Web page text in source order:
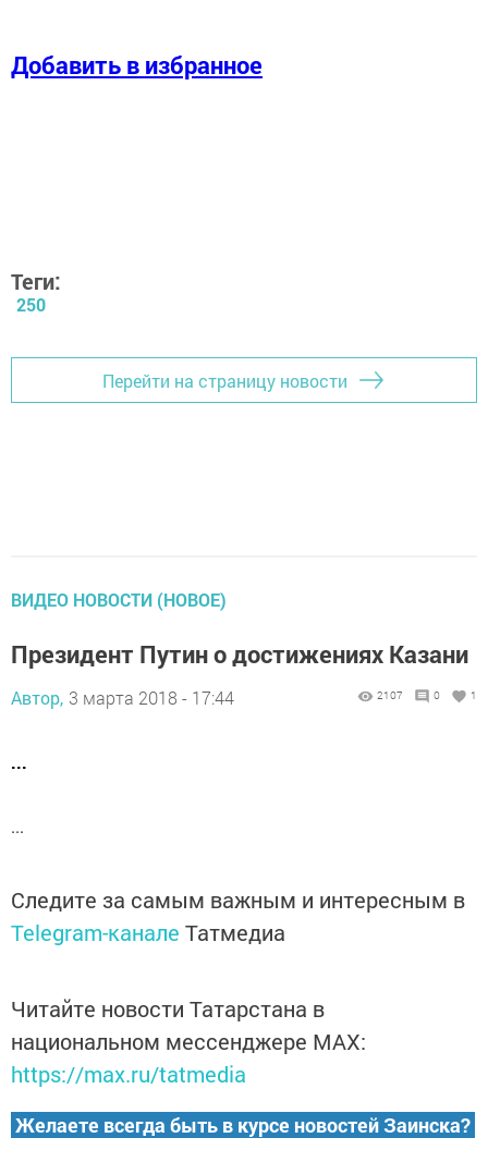
Добавить в избранное
Теги:
250
Перейти на страницу новости
ВИДЕО НОВОСТИ (НОВОЕ)
Президент Путин о достижениях Казани
Автор, 3 марта 2018 - 17:44 2107 0 1
...
...
Следите за самым важным и интересным в
Telegram-канале Татмедиа
Читайте новости Татарстана в
национальном мессенджере MАХ:
https://max.ru/tatmedia
Желаете всегда быть в курсе новостей Заинска?